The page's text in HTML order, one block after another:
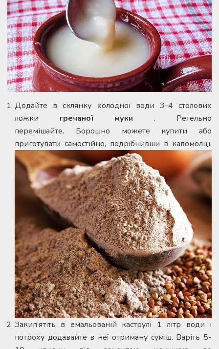
Додайте в склянку холодної води 3-4 столових
ложки гречаної муки . Ретельно
перемішайте. Борошно можете купити або
приготувати самостійно, подрібнивши в кавомолці.
Закип’ятіть в емальованій каструлі 1 літр води і
потроху додавайте в неї отриману суміш. Варіть 5-